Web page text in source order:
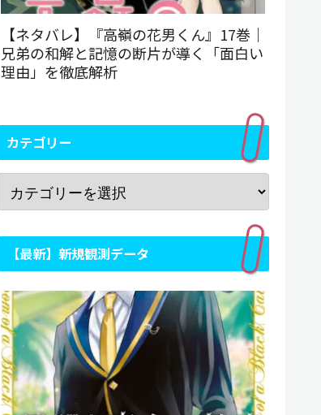
【ネタバレ】『高嶺の花男くん』17巻｜
兄弟の和解と記憶の断片が導く「面白い
理由」を徹底解析
カテゴリー
【最新】新規観測データ